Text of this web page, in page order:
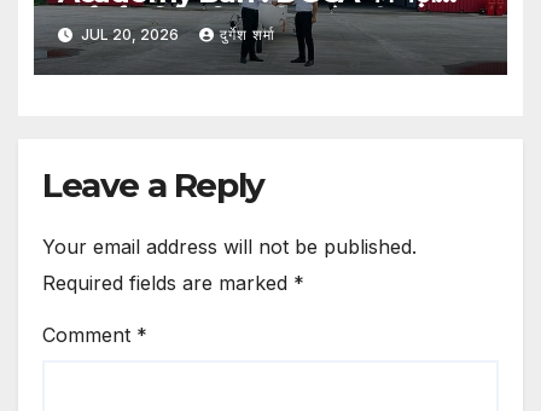
कार्रवाई, दक्षिण एशिया की सबसे बड़ी फ्लाइट
ट्रेनिंग अकादमी पर एक साल तक नए छात्रों
के प्रवेश पर रोक
JUL 20, 2026 दुर्गेश शर्मा
Leave a Reply
Your email address will not be published.
Required fields are marked *
Comment *